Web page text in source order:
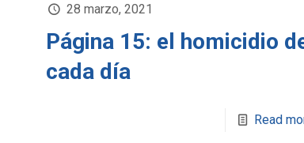
28 marzo, 2021
Página 15: el homicidio
cada día
Read